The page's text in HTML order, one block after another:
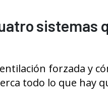
sistemas
forzada y
todo lo que hay